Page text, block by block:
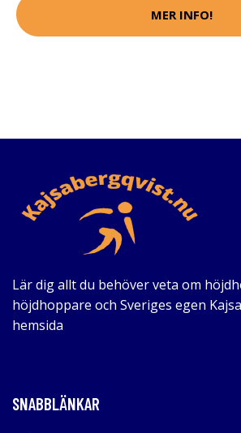
MER INFO!
Lär dig allt du behöver veta om
höjdhoppare och Sveriges egen
hemsida
SNABBLÄNKAR